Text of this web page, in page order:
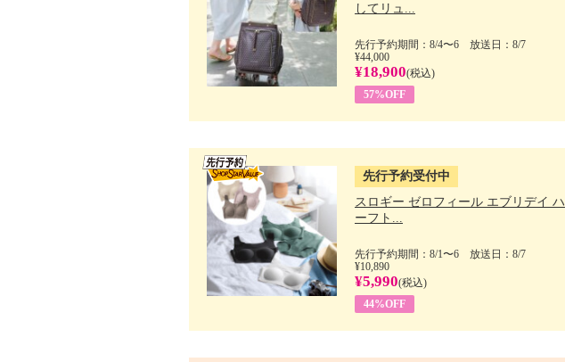
してリュ...
先行予約期間：8/4〜6 放送日：8/7
¥44,000
¥18,900(税込)
57%OFF
先行予約受付中
スロギー ゼロフィール エブリデイ ハ
ーフト...
先行予約期間：8/1〜6 放送日：8/7
¥10,890
¥5,990(税込)
44%OFF